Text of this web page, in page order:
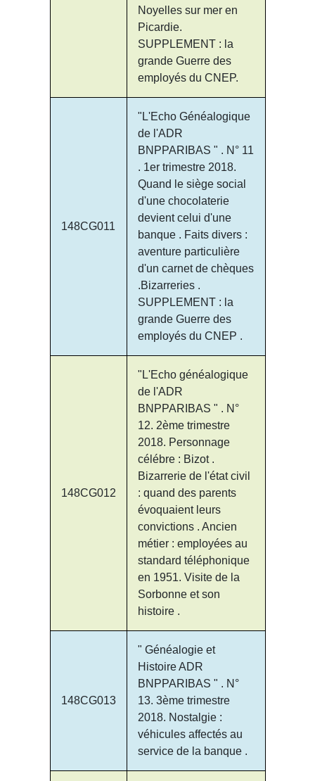
Noyelles sur mer en
Picardie.
SUPPLEMENT : la
grande Guerre des
employés du CNEP.
148CG011
"L'Echo Généalogique
de l'ADR
BNPPARIBAS " . N° 11
. 1er trimestre 2018.
Quand le siège social
d'une chocolaterie
devient celui d'une
banque . Faits divers :
aventure particulière
d'un carnet de chèques
.Bizarreries .
SUPPLEMENT : la
grande Guerre des
employés du CNEP .
148CG012
"L'Echo généalogique
de l'ADR
BNPPARIBAS " . N°
12. 2ème trimestre
2018. Personnage
célébre : Bizot .
Bizarrerie de l'état civil
: quand des parents
évoquaient leurs
convictions . Ancien
métier : employées au
standard téléphonique
en 1951. Visite de la
Sorbonne et son
histoire .
148CG013
" Généalogie et
Histoire ADR
BNPPARIBAS " . N°
13. 3ème trimestre
2018. Nostalgie :
véhicules affectés au
service de la banque .